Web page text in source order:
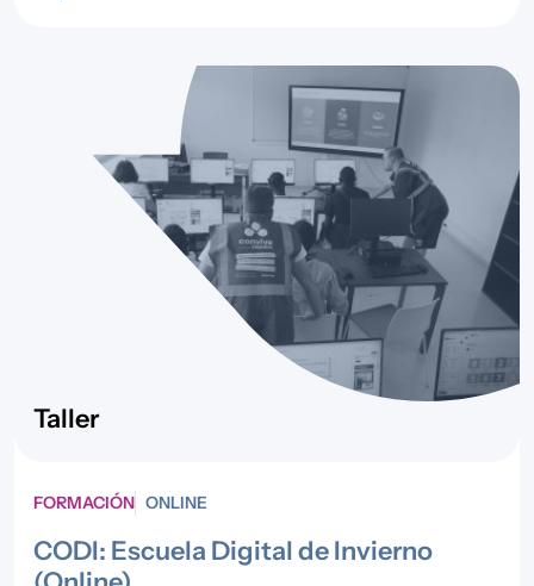
Taller
FORMACIÓN ONLINE
CODI: Escuela Digital de Invierno